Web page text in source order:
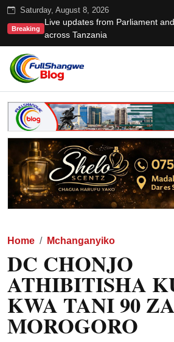
Saturday, August 8, 2026
Breaking
Live updates from Parliament
across Tanzania
Home Mchanganyiko
DC CHONJO
ATHIBITISHA
KWA TANI 90
MOROGORO